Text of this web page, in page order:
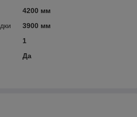
4200 мм
3900 мм
1
Да